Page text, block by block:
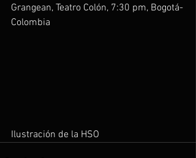
Grangean, Teatro Colón, 7:30 pm, Bogotá-
Colombia
Ilustración de la HSO